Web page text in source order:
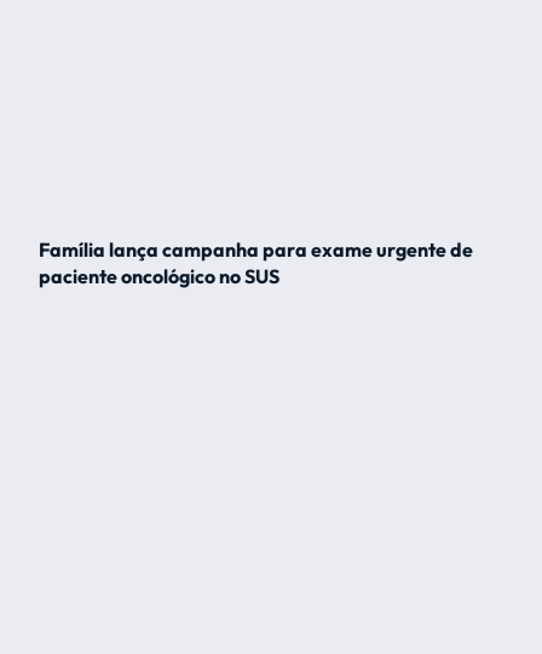
Família lança campanha para exame urgente de
paciente oncológico no SUS